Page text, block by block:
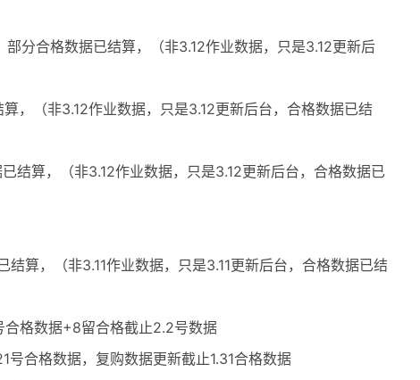
分合格数据已结算，（非3.12作业数据，只是3.12更新后
，（非3.12作业数据，只是3.12更新后台，合格数据已结
结算，（非3.12作业数据，只是3.12更新后台，合格数据已
算，（非3.11作业数据，只是3.11更新后台，合格数据已结
格数据+8留合格截止2.2号数据
合格数据，复购数据更新截止1.31合格数据